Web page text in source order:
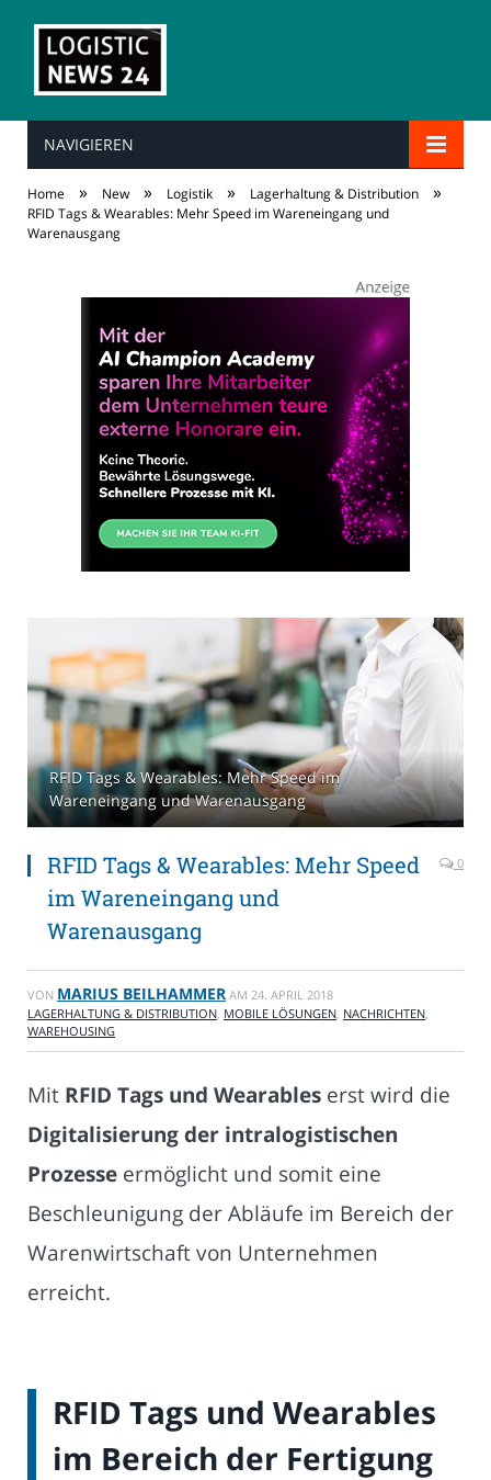
NAVIGIEREN
Home » New » Logistik » Lagerhaltung & Distribution »
RFID Tags & Wearables: Mehr Speed im Wareneingang und
Warenausgang
RFID Tags & Wearables: Mehr Speed im
Wareneingang und Warenausgang
RFID Tags & Wearables: Mehr Speed
im Wareneingang und
Warenausgang
0
VON MARIUS BEILHAMMER AM 24. APRIL 2018
LAGERHALTUNG & DISTRIBUTION MOBILE LÖSUNGEN NACHRICHTEN
WAREHOUSING
Mit RFID Tags und Wearables erst wird die
Digitalisierung der intralogistischen
Prozesse ermöglicht und somit eine
Beschleunigung der Abläufe im Bereich der
Warenwirtschaft von Unternehmen
erreicht.
RFID Tags und Wearables
im Bereich der Fertigung